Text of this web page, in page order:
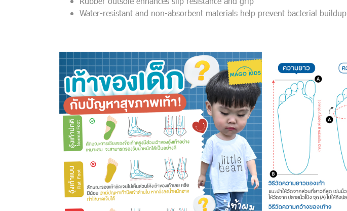
Water-resistant and non-absorbent materials help prevent bacterial buildup